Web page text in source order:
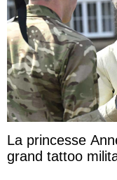
La princesse
grand tattoo